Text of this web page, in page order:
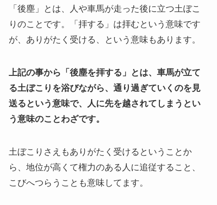
「後塵」とは、人や車馬が走った後に立つ土ぼこ
りのことです。「拝する」は拝むという意味です
が、ありがたく受ける、という意味もあります。
上記の事から「後塵を拝する」とは、車馬が立て
る土ぼこりを浴びながら、通り過ぎていくのを見
送るという意味で、人に先を越されてしまうとい
う意味のことわざです。
土ぼこりさえもありがたく受けるということか
ら、地位が高くて権力のある人に追従すること、
こびへつらうことも意味してます。